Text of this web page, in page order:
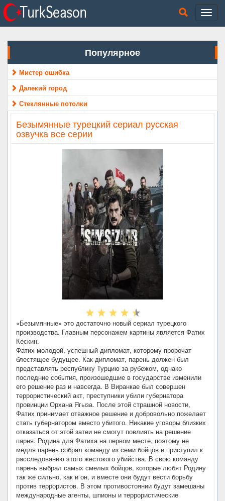
Популярное
Мистер ошибка
Далекий город
Стеклянные потолки
Безымянные турецкий сериал русская
озвучка все серии
«Безымянные» это достаточно новый сериал турецкого
производства. Главным персонажем картины является Фатих
Кескин.
Фатих молодой, успешный дипломат, которому пророчат
блестящее будущее. Как дипломат, парень должен был
представлять республику Турцию за рубежом, однако
последние события, произошедшие в государстве изменили
его решение раз и навсегда. В Виранкае был совершен
террористический акт, преступники убили губернатора
провинции Орхана Ягыза. После этой страшной новости,
Фатих принимает отважное решение и добровольно пожелает
стать губернатором вместо убитого. Никакие уговоры близких
отказаться от этой затеи не смогут повлиять на решение
парня. Родина для Фатиха на первом месте, поэтому не
медля парень собрал команду из семи бойцов и приступил к
расследованию этого жестокого убийства. В свою команду
парень выбрал самых смелых бойцов, которые любят Родину
так же сильно, как и он, и вместе они будут вести борьбу
против террористов. В этом противостоянии будут замешаны
международные агенты, шпионы и террористические